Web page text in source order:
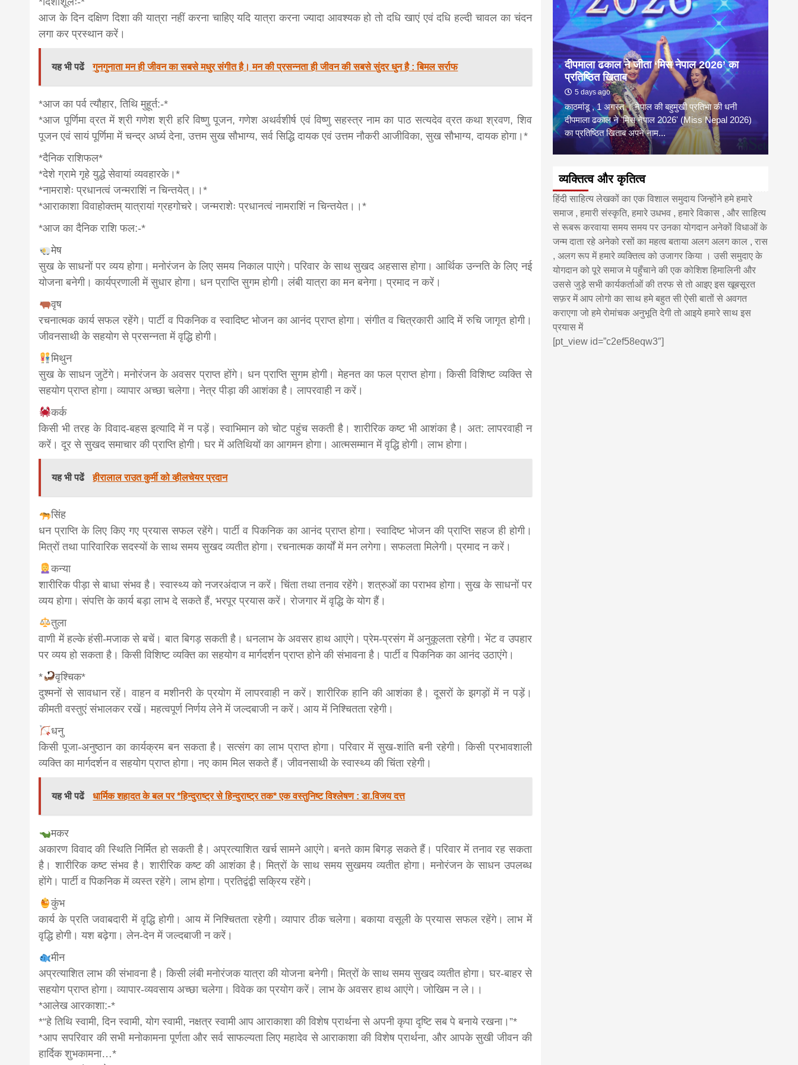
आज के दिन दक्षिण दिशा की यात्रा नहीं करना चाहिए यदि यात्रा करना ज्यादा आवश्यक हो तो दधि खाएं एवं दधि हल्दी चावल का चंदन
लगा कर प्रस्थान करें।
यह भी पढें गुनगुनाता मन ही जीवन का सबसे मधुर संगीत है। मन की प्रसन्नता ही जीवन की सबसे सुंदर धुन है : बिमल सर्राफ
*आज का पर्व त्यौहार, तिथि मुहूर्त:-*
*आज पूर्णिमा व्रत में श्री गणेश श्री हरि विष्णु पूजन, गणेश अथर्वशीर्ष एवं विष्णु सहस्त्र नाम का पाठ सत्यदेव व्रत कथा श्रवण, शिव
पूजन एवं सायं पूर्णिमा में चन्द्र अर्घ्य देना, उत्तम सुख सौभाग्य, सर्व सिद्धि दायक एवं उत्तम नौकरी आजीविका, सुख सौभाग्य, दायक होगा।*
*दैनिक राशिफल*
*देशे ग्रामे गृहे युद्धे सेवायां व्यवहारके।*
*नामराशेः प्रधानत्वं जन्मराशिं न चिन्तयेत्।।*
*आराकाशा विवाहोक्तम् यात्रायां ग्रहगोचरे। जन्मराशेः प्रधानत्वं नामराशिं न चिन्तयेत।।*
*आज का दैनिक राशि फल:-*
मेष
सुख के साधनों पर व्यय होगा। मनोरंजन के लिए समय निकाल पाएंगे। परिवार के साथ सुखद अहसास होगा। आर्थिक उन्नति के लिए नई
योजना बनेगी। कार्यप्रणाली में सुधार होगा। धन प्राप्ति सुगम होगी। लंबी यात्रा का मन बनेगा। प्रमाद न करें।
वृष
रचनात्मक कार्य सफल रहेंगे। पार्टी व पिकनिक व स्वादिष्ट भोजन का आनंद प्राप्त होगा। संगीत व चित्रकारी आदि में रुचि जागृत होगी।
जीवनसाथी के सहयोग से प्रसन्नता में वृद्धि होगी।
मिथुन
सुख के साधन जुटेंगे। मनोरंजन के अवसर प्राप्त होंगे। धन प्राप्ति सुगम होगी। मेहनत का फल प्राप्त होगा। किसी विशिष्ट व्यक्ति से
सहयोग प्राप्त होगा। व्यापार अच्छा चलेगा। नेत्र पीड़ा की आशंका है। लापरवाही न करें।
कर्क
किसी भी तरह के विवाद-बहस इत्यादि में न पड़ें। स्वाभिमान को चोट पहुंच सकती है। शारीरिक कष्ट भी आशंका है। अत: लापरवाही न
करें। दूर से सुखद समाचार की प्राप्ति होगी। घर में अतिथियों का आगमन होगा। आत्मसम्मान में वृद्धि होगी। लाभ होगा।
यह भी पढें हीरालाल राउत कुर्मी को व्हीलचेयर प्रदान
सिंह
धन प्राप्ति के लिए किए गए प्रयास सफल रहेंगे। पार्टी व पिकनिक का आनंद प्राप्त होगा। स्वादिष्ट भोजन की प्राप्ति सहज ही होगी।
मित्रों तथा पारिवारिक सदस्यों के साथ समय सुखद व्यतीत होगा। रचनात्मक कार्यों में मन लगेगा। सफलता मिलेगी। प्रमाद न करें।
कन्या
शारीरिक पीड़ा से बाधा संभव है। स्वास्थ्य को नजरअंदाज न करें। चिंता तथा तनाव रहेंगे। शत्रुओं का पराभव होगा। सुख के साधनों पर
व्यय होगा। संपत्ति के कार्य बड़ा लाभ दे सकते हैं, भरपूर प्रयास करें। रोजगार में वृद्धि के योग हैं।
तुला
वाणी में हल्के हंसी-मजाक से बचें। बात बिगड़ सकती है। धनलाभ के अवसर हाथ आएंगे। प्रेम-प्रसंग में अनुकूलता रहेगी। भेंट व उपहार
पर व्यय हो सकता है। किसी विशिष्ट व्यक्ति का सहयोग व मार्गदर्शन प्राप्त होने की संभावना है। पार्टी व पिकनिक का आनंद उठाएंगे।
*
वृश्चिक*
दुश्मनों से सावधान रहें। वाहन व मशीनरी के प्रयोग में लापरवाही न करें। शारीरिक हानि की आशंका है। दूसरों के झगड़ों में न पड़ें।
कीमती वस्तुएं संभालकर रखें। महत्वपूर्ण निर्णय लेने में जल्दबाजी न करें। आय में निश्चितता रहेगी।
धनु
किसी पूजा-अनुष्ठान का कार्यक्रम बन सकता है। सत्संग का लाभ प्राप्त होगा। परिवार में सुख-शांति बनी रहेगी। किसी प्रभावशाली
व्यक्ति का मार्गदर्शन व सहयोग प्राप्त होगा। नए काम मिल सकते हैं। जीवनसाथी के स्वास्‍थ्य की चिंता रहेगी।
यह भी पढें धार्मिक शहादत के बल पर *हिन्दुराष्ट्र से हिन्दुराष्ट्र तक* एक वस्तुनिष्ट विश्लेषण : डा.विजय दत्त
मकर
अकारण विवाद की स्थिति निर्मित हो सकती है। अप्रत्याशित खर्च सामने आएंगे। बनते काम बिगड़ सकते हैं। परिवार में तनाव रह सकता
है। शारीरिक कष्ट संभव है। शारीरिक कष्ट की आशंका है। मित्रों के साथ समय सुखमय व्यतीत होगा। मनोरंजन के साधन उपलब्ध
होंगे। पार्टी व पिकनिक में व्यस्त रहेंगे। लाभ होगा। प्रतिद्वंद्वी सक्रिय रहेंगे।
कुंभ
कार्य के प्रति जवाबदारी में वृद्धि होगी। आय में निश्चितता रहेगी। व्यापार ठीक चलेगा। बकाया वसूली के प्रयास सफल रहेंगे। लाभ में
वृद्धि होगी। यश बढ़ेगा। लेन-देन में जल्दबाजी न करें।
मीन
अप्रत्याशित लाभ की संभावना है। किसी लंबी मनोरंजक यात्रा की योजना बनेगी। मित्रों के साथ समय सुखद व्यतीत होगा। घर-बाहर से
सहयोग प्राप्त होगा। व्यापार-व्यवसाय अच्छा चलेगा। विवेक का प्रयोग करें। लाभ के अवसर हाथ आएंगे। जोखिम न ले।।
*आलेख आरकाशा:-*
*“हे तिथि स्वामी, दिन स्वामी, योग स्वामी, नक्षत्र स्वामी आप आराकाशा की विशेष प्रार्थना से अपनी कृपा दृष्टि सब पे बनाये रखना।”*
*आप सपरिवार की सभी मनोकामना पूर्णता और सर्व साफल्यता लिए महादेव से आराकाशा की विशेष प्रार्थना, और आपके सुखी जीवन की
हार्दिक शुभकामना…*
सीताराम विवाह पंचमी महोत्सव के तीसरे दिन धनुष
यज्ञ का हुआ आयोजन (फोटो सहित)
महोत्सव के तीसरे दिन जानकी मंदिर के प्रांगण में धनुष यज्ञ
आयोजित किया गया। रंगभूमि मैदान में राजा विदेह...
दीपमाला ढकाल ने जीता ‘मिस नेपाल 2026’ का
प्रतिष्ठित खिताब
5 days ago
काठमांडू , 1 अगस्त । नेपाल की बहुमुखी प्रतिभा की धनी
दीपमाला ढकाल ने 'मिस नेपाल 2026' (Miss Nepal 2026)
का प्रतिष्ठित खिताब अपने नाम...
व्यक्तित्व और कृतित्व
हिंदी साहित्य लेखकों का एक विशाल समुदाय जिन्होंने हमे हमारे
समाज , हमारी संस्कृति, हमारे उधभव , हमारे विकास , और साहित्य
से रूबरू करवाया समय समय पर उनका योगदान अनेकों विधाओं के
जन्म दाता रहे अनेको रसों का महत्व बताया अलग अलग काल , रास
, अलग रूप में हमारे व्यक्तित्व को उजागर किया । उसी समुदाए के
योगदान को पूरे समाज मे पहुँचाने की एक कोशिश हिमालिनी और
उससे जुड़े सभी कार्यकर्ताओं की तरफ से तो आइए इस खूबसूरत
सफ़र में आप लोगो का साथ हमे बहुत सी ऐसी बातों से अवगत
कराएगा जो हमे रोमांचक अनुभूति देगी तो आइये हमारे साथ इस
प्रयास में
[pt_view id=”c2ef58eqw3″]